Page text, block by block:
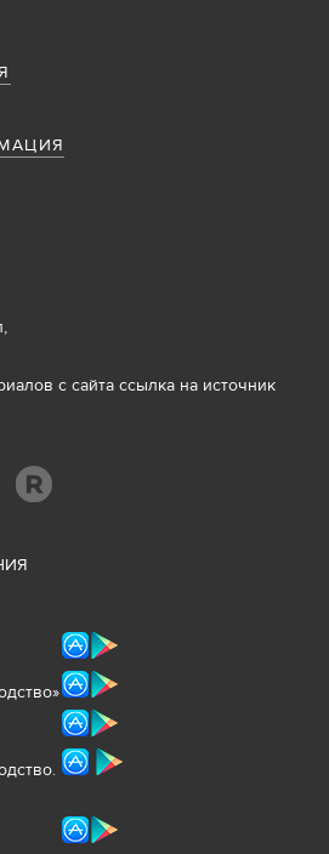
с сайта ссылка на источник
во»